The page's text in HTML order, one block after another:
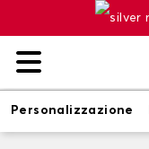
Personalizzazione